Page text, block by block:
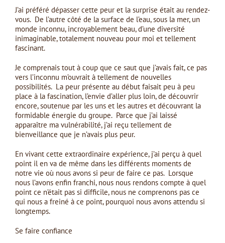
J’ai préféré dépasser cette peur et la surprise était au rendez-
vous. De l’autre côté de la surface de l’eau, sous la mer, un
monde inconnu, incroyablement beau, d’une diversité
inimaginable, totalement nouveau pour moi et tellement
fascinant.
Je comprenais tout à coup que ce saut que j’avais fait, ce pas
vers l’inconnu m’ouvrait à tellement de nouvelles
possibilités. La peur présente au début faisait peu à peu
place à la fascination, l’envie d’aller plus loin, de découvrir
encore, soutenue par les uns et les autres et découvrant la
formidable énergie du groupe. Parce que j’ai laissé
apparaître ma vulnérabilité, j’ai reçu tellement de
bienveillance que je n’avais plus peur.
En vivant cette extraordinaire expérience, j’ai perçu à quel
point il en va de même dans les différents moments de
notre vie où nous avons si peur de faire ce pas. Lorsque
nous l’avons enfin franchi, nous nous rendons compte à quel
point ce n’était pas si difficile, nous ne comprenons pas ce
qui nous a freiné à ce point, pourquoi nous avons attendu si
longtemps.
Se faire confiance